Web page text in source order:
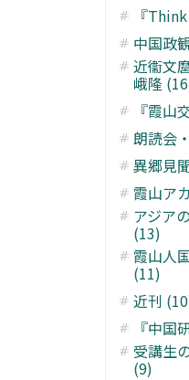
『
中国政
近衞文
峨隆
『霞山
朗読会
異郷見
霞山ア
アジア
(13)
霞山人
(11)
近刊
『中国
受講生
(9)